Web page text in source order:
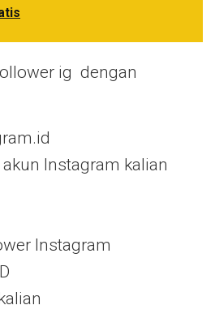
ig dengan
Instagram kalian
Instagram